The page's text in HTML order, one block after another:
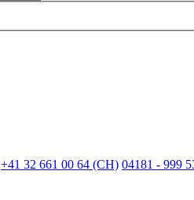
+41 32 661 00 64 (CH) 04181 - 999